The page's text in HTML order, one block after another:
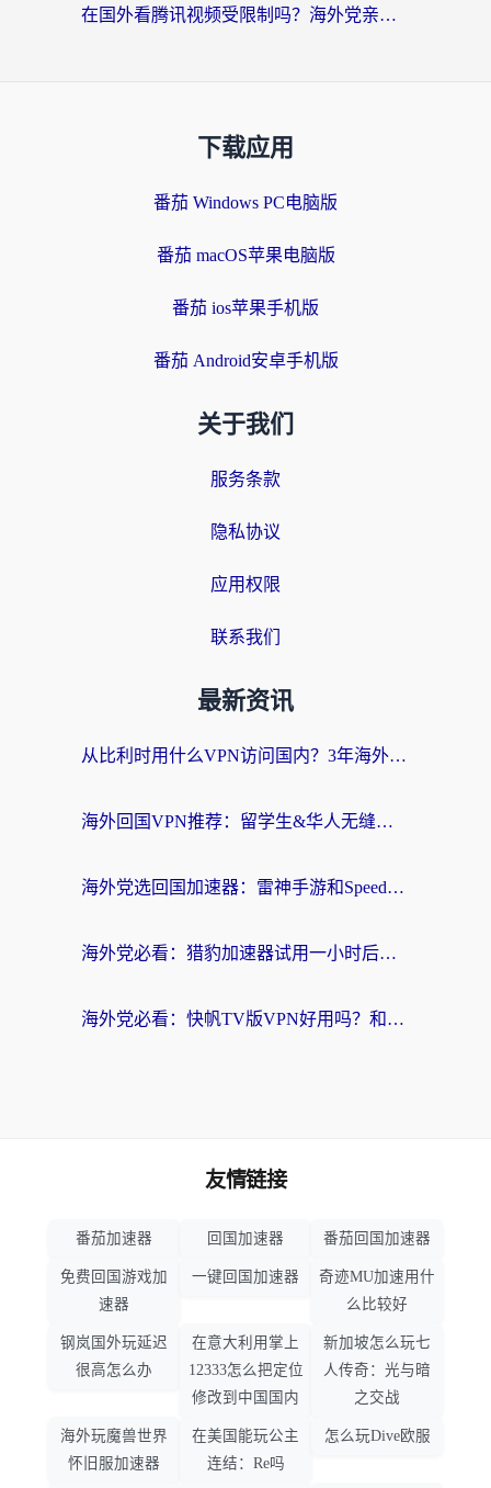
在国外看腾讯视频受限制吗？海外党亲测有效的回国加速器选择指南
下载应用
番茄 Windows PC电脑版
番茄 macOS苹果电脑版
番茄 ios苹果手机版
番茄 Android安卓手机版
关于我们
服务条款
隐私协议
应用权限
联系我们
最新资讯
从比利时用什么VPN访问国内？3年海外党亲测有效的无缝回国上网指南
海外回国VPN推荐：留学生&华人无缝访问国内资源的实用指南
海外党选回国加速器：雷神手游和SpeedCN哪个好？附避坑指南
海外党必看：猎豹加速器试用一小时后，我终于找到无缝访问国内资源的正确姿势
海外党必看：快帆TV版VPN好用吗？和畅游VPN对比哪个回国效果更好？附实用选择指南
友情链接
番茄加速器 回国加速器 番茄回国加速器
免费回国游戏加
速器
一键回国加速器
奇迹MU加速用什
么比较好
钢岚国外玩延迟
很高怎么办
在意大利用掌上
12333怎么把定位
修改到中国国内
新加坡怎么玩七
人传奇：光与暗
之交战
海外玩魔兽世界
怀旧服加速器
在美国能玩公主
连结：Re吗
怎么玩Dive欧服